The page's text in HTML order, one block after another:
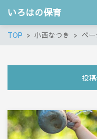
いろはの保育
TOP 小西なつき ペ
投